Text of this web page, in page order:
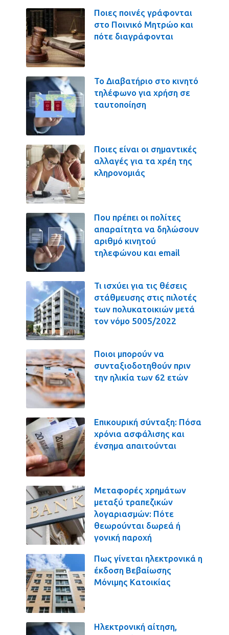
Ποιες ποινές γράφονται
στο Ποινικό Μητρώο και
πότε διαγράφονται
Το Διαβατήριο στο κινητό
τηλέφωνο για χρήση σε
ταυτοποίηση
Ποιες είναι οι σημαντικές
αλλαγές για τα χρέη της
κληρονομιάς
Που πρέπει οι πολίτες
απαραίτητα να δηλώσουν
αριθμό κινητού
τηλεφώνου και email
Τι ισχύει για τις θέσεις
στάθμευσης στις πιλοτές
των πολυκατοικιών μετά
τον νόμο 5005/2022
Ποιοι μπορούν να
συνταξιοδοτηθούν πριν
την ηλικία των 62 ετών
Επικουρική σύνταξη: Πόσα
χρόνια ασφάλισης και
ένσημα απαιτούνται
Μεταφορές χρημάτων
μεταξύ τραπεζικών
λογαριασμών: Πότε
θεωρούνται δωρεά ή
γονική παροχή
Πως γίνεται ηλεκτρονικά η
έκδοση Βεβαίωσης
Μόνιμης Κατοικίας
Ηλεκτρονική αίτηση,